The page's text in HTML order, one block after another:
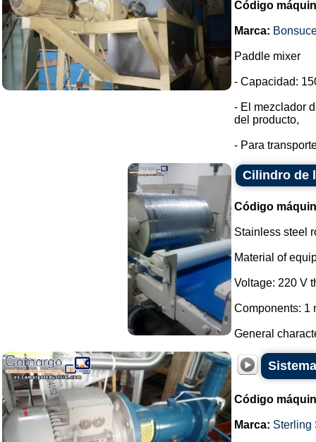
Código
Marca:
Paddle mixer
- Capacidad:
- El mezclador
del producto,
- Para
Cilindro de
Código
Stainless steel
Material of
Voltage: 220 V
Components: 1
General
Código
Marca: Sterling